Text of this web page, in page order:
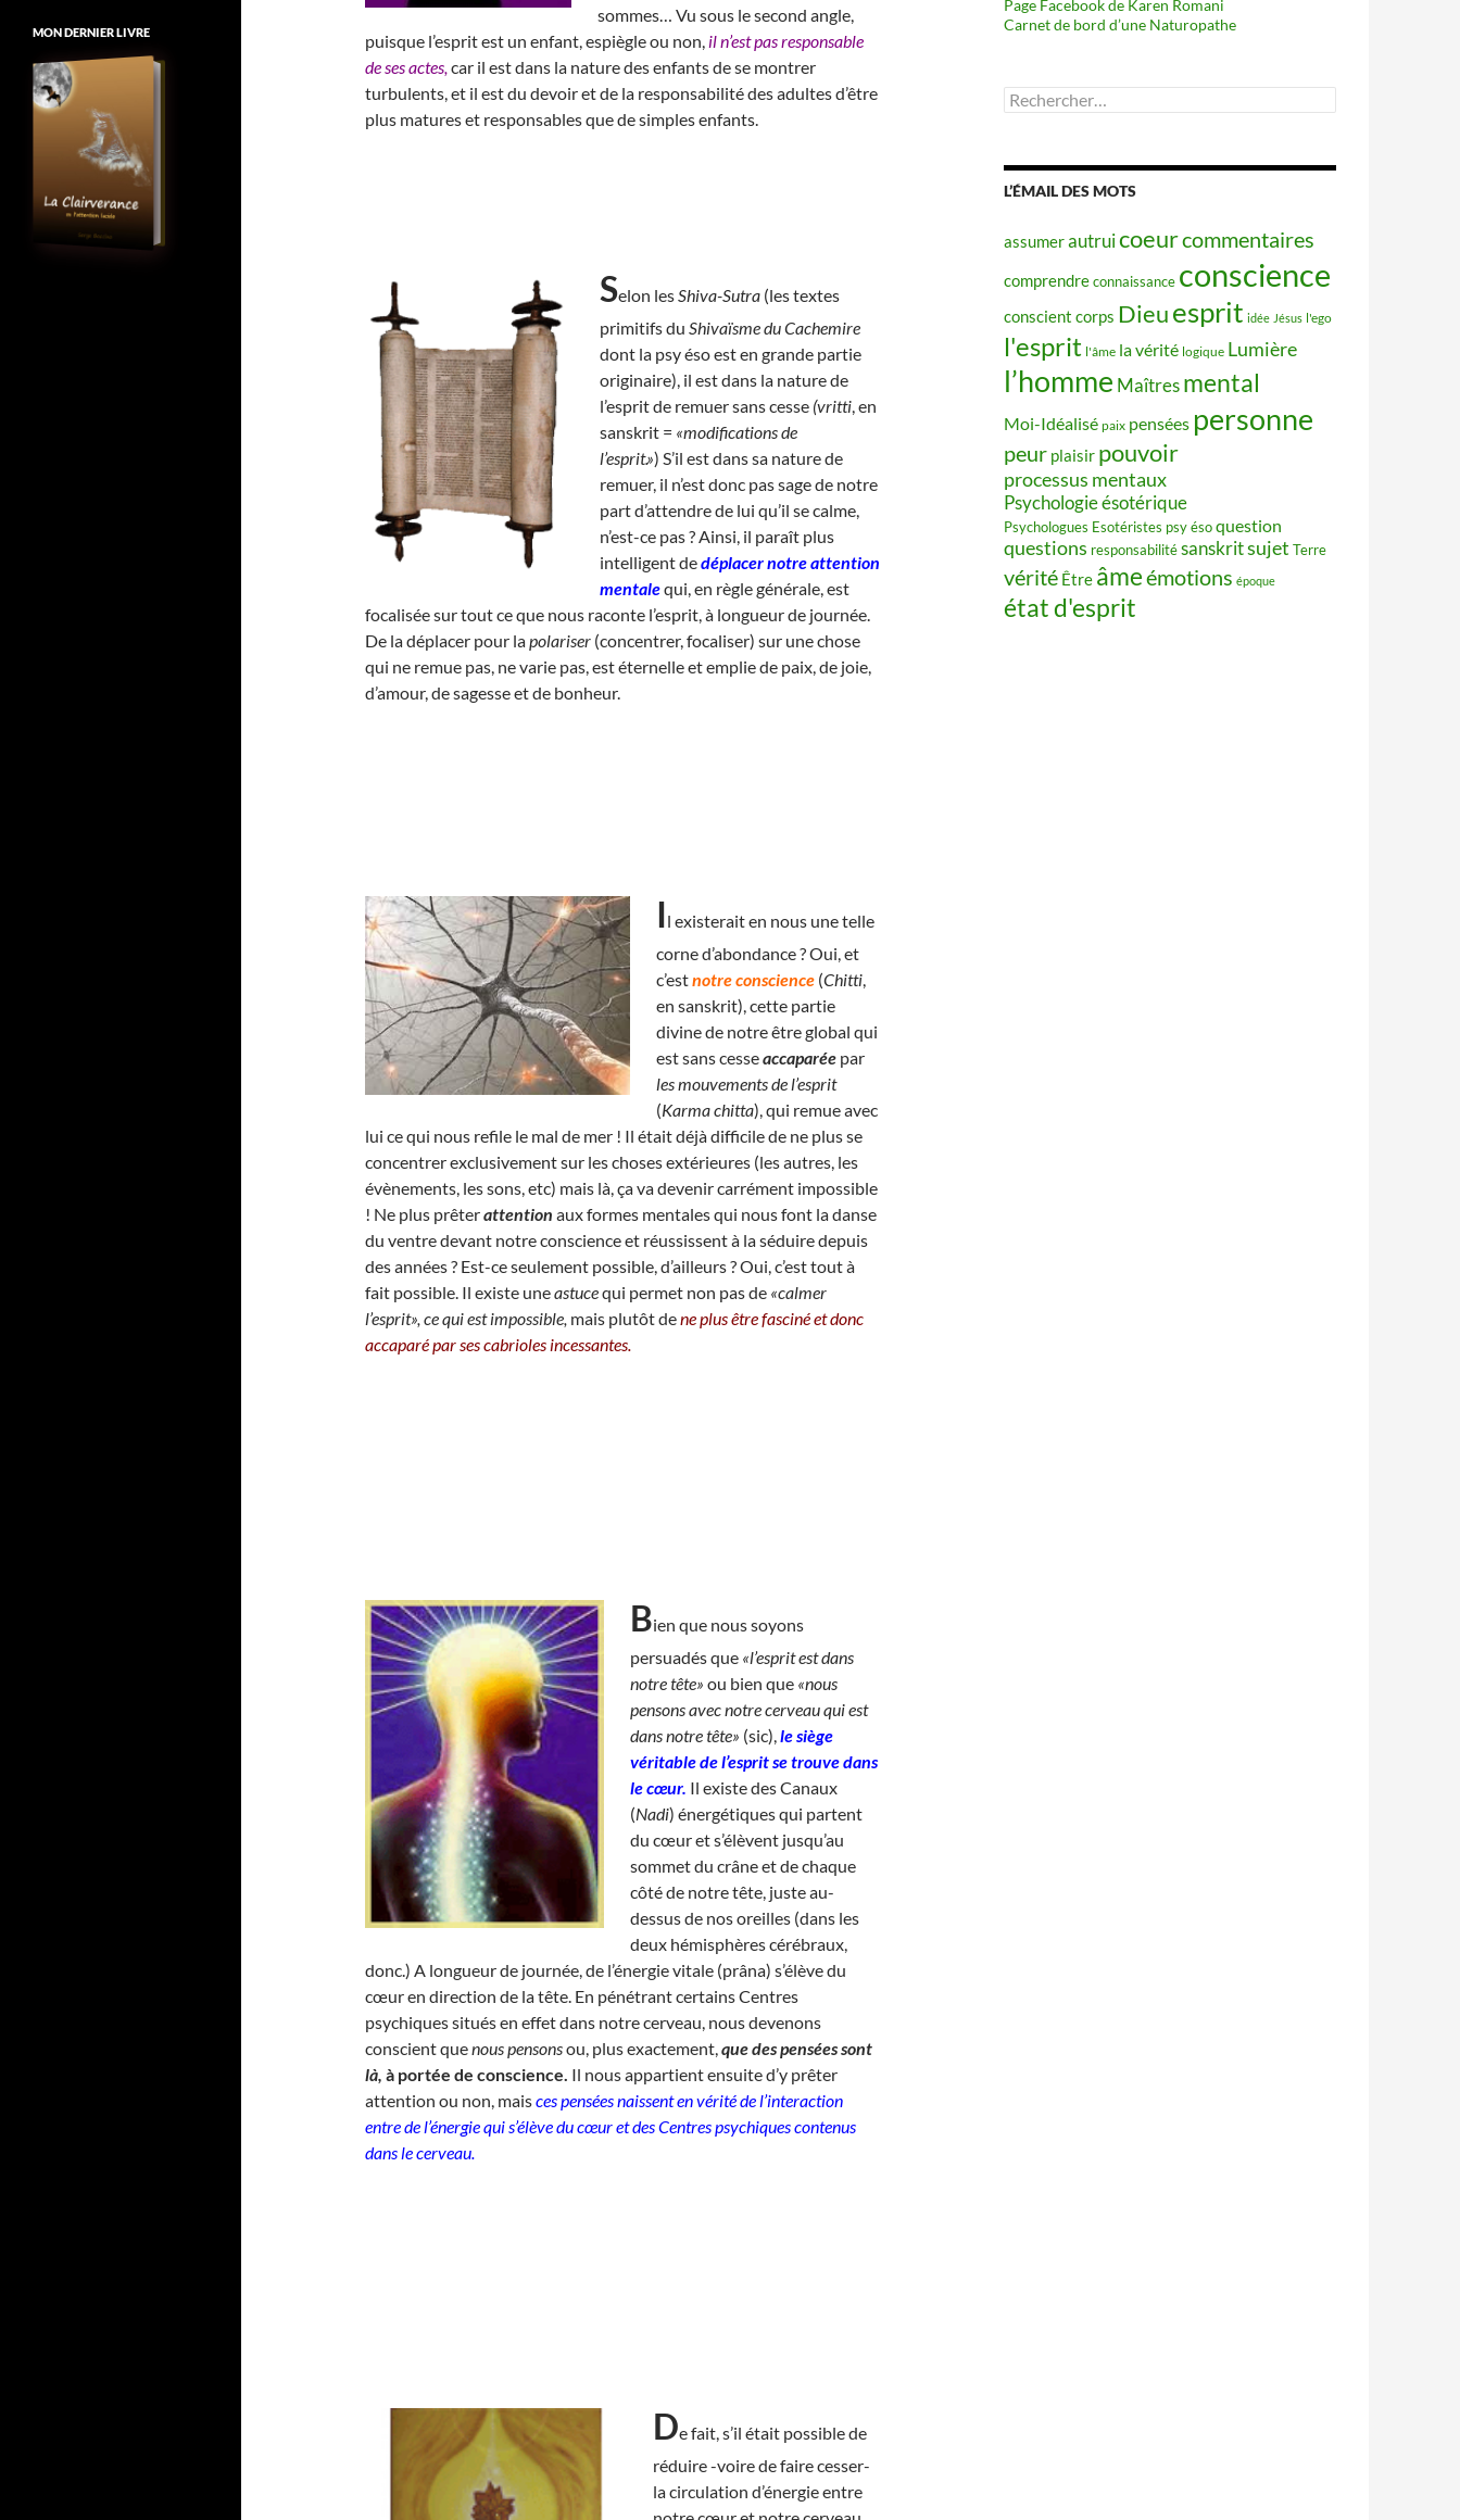
sommes… Vu sous le second angle,
puisque l’esprit est un enfant, espiègle ou non, il n’est pas responsable
de ses actes,car il est dans la nature des enfants de se montrer
turbulents, et il est du devoir et de la responsabilité des adultes d’être
plus matures et responsables que de simples enfants.
Selon lesShiva-Sutra (les textes
primitifs du Shivaïsme du Cachemire
dont la psy éso est en grande partie
originaire), il est dans la nature de
l’esprit de remuer sans cesse (vritti, en
sanskrit = «modifications de
l’esprit.») S’il est dans sa nature de
remuer, il n’est donc pas sage de notre
part d’attendre de lui qu’il se calme,
n’est-ce pas ? Ainsi, il paraît plus
intelligent dedéplacer notre attention
mentalequi, en règle générale, est
focalisée sur tout ce que nous raconte l’esprit, à longueur de journée.
De la déplacer pour lapolariser (concentrer, focaliser) sur une chose
qui ne remue pas, ne varie pas, est éternelle et emplie de paix, de joie,
d’amour, de sagesse et de bonheur.
Il existerait en nous une telle
corne d’abondance ? Oui, et
c’estnotre conscience (Chitti,
en sanskrit), cette partie
divine de notre être global qui
est sans cesseaccaparée par
les mouvements de l’esprit
(Karma chitta), qui remue avec
lui ce qui nous refile le mal de mer ! Il était déjà difficile de ne plus se
concentrer exclusivement sur les choses extérieures (les autres, les
évènements, les sons, etc) mais là, ça va devenir carrément impossible
! Ne plus prêterattention aux formes mentales qui nous font la danse
du ventre devant notre conscience et réussissent à la séduire depuis
des années ? Est-ce seulement possible, d’ailleurs ? Oui, c’est tout à
fait possible. Il existe uneastucequi permet non pas de «calmer
l’esprit», ce qui est impossible, mais plutôt dene plus être fasciné et donc
accaparé par ses cabrioles incessantes.
Bien que nous soyons
persuadés que «l’esprit est dans
notre tête» ou bien que «nous
pensons avec notre cerveau qui est
dans notre tête» (sic),le siège
véritable de l’esprit se trouve dans
le cœur. Il existe des Canaux
(Nadi) énergétiques qui partent
du cœur et s’élèvent jusqu’au
sommet du crâne et de chaque
côté de notre tête, juste au-
dessus de nos oreilles (dans les
deux hémisphères cérébraux,
donc.) A longueur de journée, de l’énergie vitale (prâna) s’élève du
cœur en direction de la tête. En pénétrant certains Centres
psychiques situés en effet dans notre cerveau, nous devenons
conscient quenous pensonsou, plus exactement,que des pensées sont
là, à portée de conscience. Il nous appartient ensuite d’y prêter
attention ou non, maisces pensées naissent en vérité de l’interaction
entre de l’énergie qui s’élève du cœur et des Centres psychiques contenus
dans le cerveau.
De fait, s’il était possible de
réduire -voire de faire cesser-
la circulation d’énergie entre
Page Facebook de Karen Romani
Carnet de bord d’une Naturopathe
Rechercher :
L’ÉMAIL DES MOTS
assumerautruicoeurcommentaires
comprendreconnaissance conscience
conscient corps Dieuesprit idée Jésus l'ego
l'esprit l'âme la vérité logique Lumière
l’homme Maîtres mental
Moi-Idéalisé paix pensées personne
peur plaisir pouvoir
processus mentaux
Psychologie ésotérique
Psychologues Esotéristes psy ésoquestion
questions responsabilitésanskritsujet Terre
vérité Être âmeémotions époque
état d'esprit
MON DERNIER LIVRE